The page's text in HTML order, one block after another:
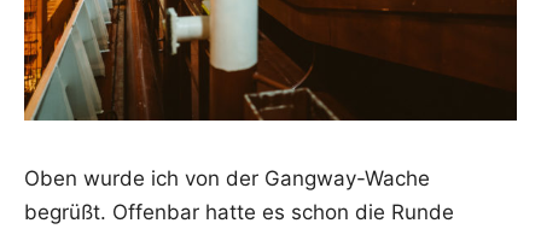
Oben wur­de ich von der Gang­way-Wache
begrüßt. Offen­bar hat­te es schon die Run­de